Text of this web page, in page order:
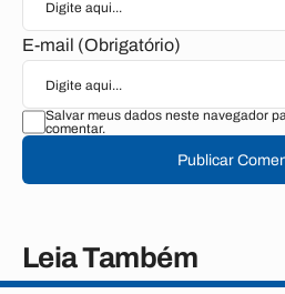
E-mail (Obrigatório)
Salvar meus dados neste navegador
comentar.
Publicar
Leia Também